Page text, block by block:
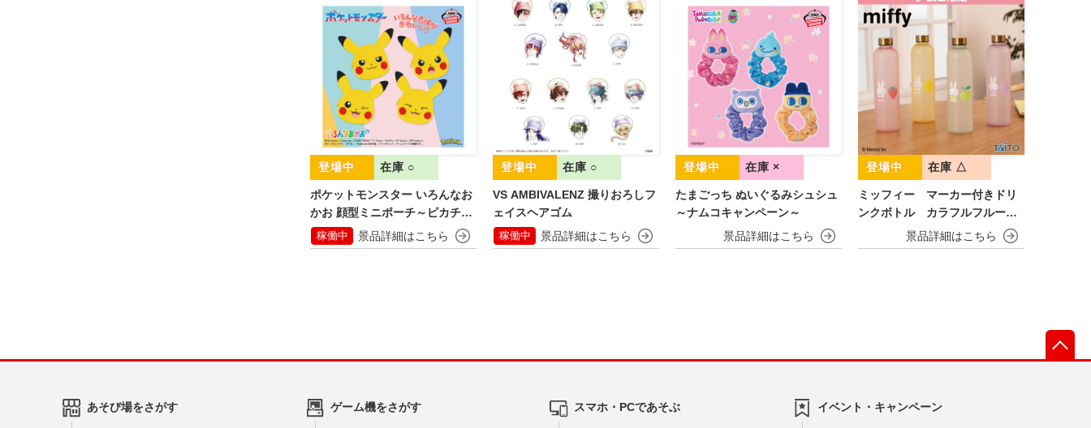
ポケットモンスター いろんなお
かお 顔型ミニポーチ～ピカチュ
ウ～
在庫 ○
稼働中
VS AMBIVALENZ 撮りおろしフ
ェイスヘアゴム
在庫 ○
稼働中
たまごっち ぬいぐるみシュシュ
～ナムコキャンペーン～
在庫 ×
ミッフィー マーカー付きドリ
ンクボトル カラフルフルーツv
在庫 △
あそび場をさがす ゲーム機をさがす スマホ・PCであそぶ イベント・キャンペーン